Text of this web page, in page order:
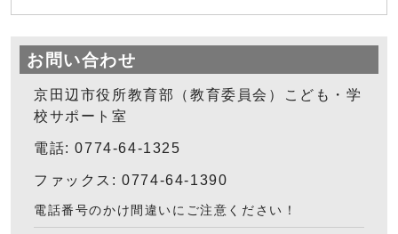
お問い合わせ
京田辺市役所教育部（教育委員会）こども・学
校サポート室
電話: 0774-64-1325
ファックス: 0774-64-1390
電話番号のかけ間違いにご注意ください！